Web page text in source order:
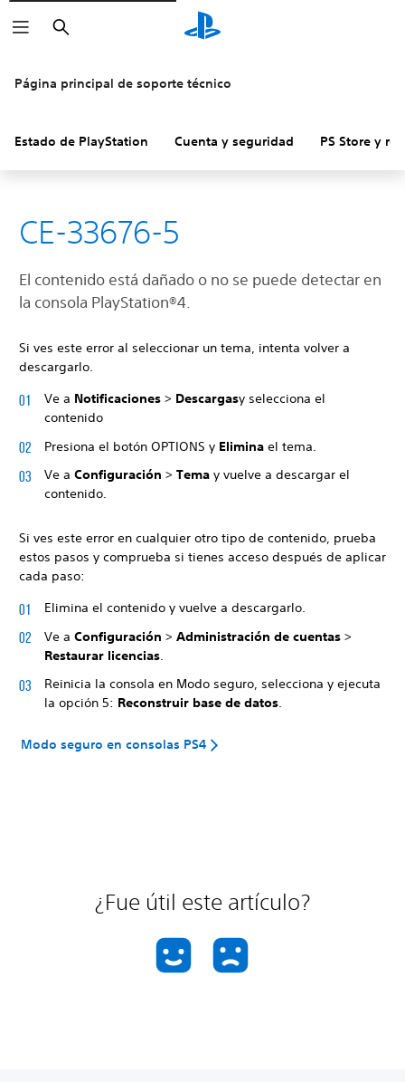
Buscar
Página principal de soporte técnico
Estado de PlayStation Cuenta y seguridad PS Store y
CE-33676-5
El contenido está dañado o no se puede detectar en
la consola PlayStation®4.
Si ves este error al seleccionar un tema, intenta volver a
descargarlo.
Ve a Notificaciones > Descargasy selecciona el
contenido
Presiona el botón OPTIONS y Elimina el tema.
Ve a Configuración > Tema y vuelve a descargar el
contenido.
Si ves este error en cualquier otro tipo de contenido, prueba
estos pasos y comprueba si tienes acceso después de aplicar
cada paso:
Elimina el contenido y vuelve a descargarlo.
Ve a Configuración > Administración de cuentas >
Restaurar licencias
Reinicia la consola en Modo seguro, selecciona y ejecuta
la opción 5: Reconstruir base de datos.
Modo seguro en consolas PS4
¿Fue útil este artículo?